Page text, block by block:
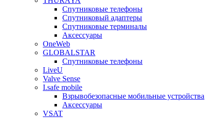
Спутниковые телефоны
Спутниковый адаптеры
Спутниковые терминалы
Аксессуары
OneWeb
GLOBALSTAR
Спутниковые телефоны
LiveU
Valve Sense
I.safe mobile
Взрывобезопасные мобильные устройства
Аксессуары
VSAT